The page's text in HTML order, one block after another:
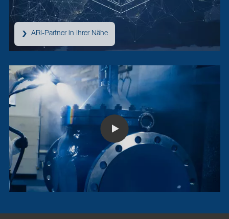
ARI-Partner in Ihrer Nähe